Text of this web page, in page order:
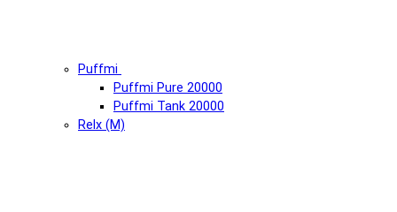
Puffmi
Puffmi Pure 20000
Puffmi Tank 20000
Relx (М)